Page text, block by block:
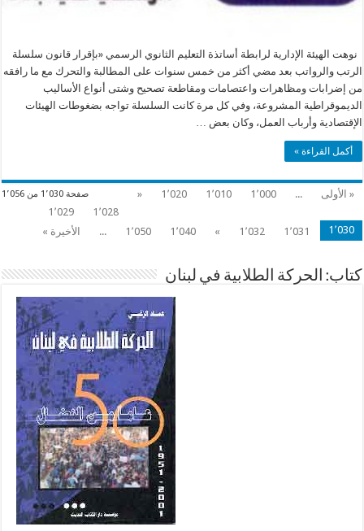
نوهت الهيئة الإدارية لرابطة أساتذة التعليم الثانوي الرسمي «بإقرار قانون سلسلة
الرتب والرواتب بعد مضي أكثر من خمس سنوات على المطالبة والتحرك مع ما رافقه
من إضرابات ومظاهرات واعتصامات ومقاطعة تصحيح وشتى أنواع الأساليب
الديموقراطية المشروعة، وفي كل مرة كانت السلسلة تواجه بضغوطات الهيئات
الإقتصادية وأرباب العمل، وكان بعض …
أكمل القراءة »
صفحة 1٬030 من 1٬056 « الأولى ... 1٬000 1٬010 1٬020
«
1٬028
1٬029
1٬030
1٬031 1٬032 » 1٬040 1٬050 ... الأخيرة »
كتاب: الحركة الطلابية في لبنان